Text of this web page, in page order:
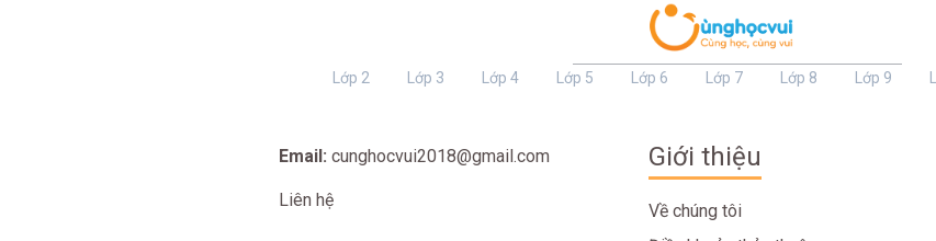
Lớp 2 Lớp 3 Lớp 4 Lớp 5 Lớp 6 Lớp 7 Lớp 8 Lớp 9
Email: cunghocvui2018@gmail.com
Liên hệ
Giới thiệu
Về chúng tôi